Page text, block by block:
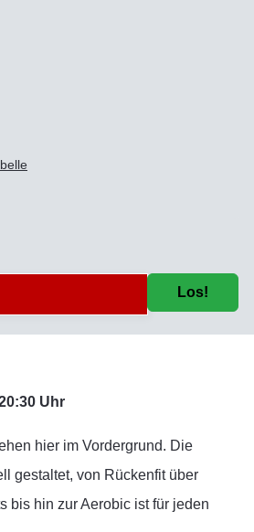
Fußball
Los!
Uhr
hier im Vordergrund. Die
gestaltet, von Rückenfit über
bis hin zur Aerobic ist für jeden